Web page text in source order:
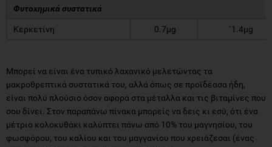
Φυτοχημικά συστατικά
Κερκετίνη 0.7μg `1.4μg
Μπορεί να είναι ένα τυπικό λαχανικό μελετώντας τα
μακροθρεπτικά συστατικά του, αλλά όπως σε προϊδέασα ήδη,
είναι πολύ πλούσιο όσον αφορά στα μέταλλα και τις βιταμίνες που
σου δίνει. Στον παραπάνω πίνακα μπορείς να δεις κι εσύ, ότι ένα
μέτριο κολοκυθάκι καλύπτει πάνω από 10% του μαγνησίου, του
φωσφόρου, του καλίου και του μαγγανίου που χρειάζεσαι (ένας